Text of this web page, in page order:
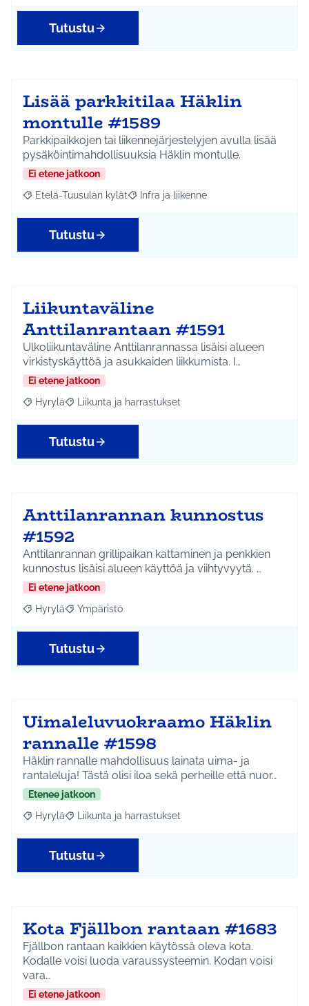
Tutustu
Lisää parkkitilaa Häklin
montulle #1589
Parkkipaikkojen tai liikennejärjestelyjen avulla lisää
pysäköintimahdollisuuksia Häklin montulle.
Ei etene jatkoon
Rajaa tulokset aihepiirin mukaan: Etelä-Tuusulan kylät
Etelä-Tuusulan kylät Rajaa tulokset teeman mukaan: Infra ja
Infra ja liikenne
Tutustu
Liikuntaväline
Anttilanrantaan #1591
Ulkoliikuntaväline Anttilanrannassa lisäisi alueen
virkistyskäyttöä ja asukkaiden liikkumista. I…
Ei etene jatkoon
Rajaa tulokset aihepiirin mukaan: Hyrylä
Hyrylä Rajaa tulokset teeman mukaan: Liikunta ja
Liikunta ja harrastukset
Tutustu
Anttilanrannan kunnostus
#1592
Anttilanrannan grillipaikan kattaminen ja penkkien
kunnostus lisäisi alueen käyttöä ja viihtyvyytä. …
Ei etene jatkoon
Rajaa tulokset aihepiirin mukaan: Hyrylä
Hyrylä Rajaa tulokset teeman mukaan: Ympäristö
Ympäristö
Tutustu
Uimaleluvuokraamo Häklin
rannalle #1598
Häklin rannalle mahdollisuus lainata uima- ja
rantaleluja! Tästä olisi iloa sekä perheille että nuor…
Etenee jatkoon
Rajaa tulokset aihepiirin mukaan: Hyrylä
Hyrylä Rajaa tulokset teeman mukaan: Liikunta ja
Liikunta ja harrastukset
Tutustu
Kota Fjällbon rantaan #1683
Fjällbon rantaan kaikkien käytössä oleva kota.
Kodalle voisi luoda varaussysteemin. Kodan voisi
vara…
Ei etene jatkoon